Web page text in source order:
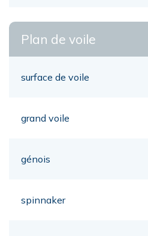
Plan de voile
surface de voile
grand voile
génois
spinnaker